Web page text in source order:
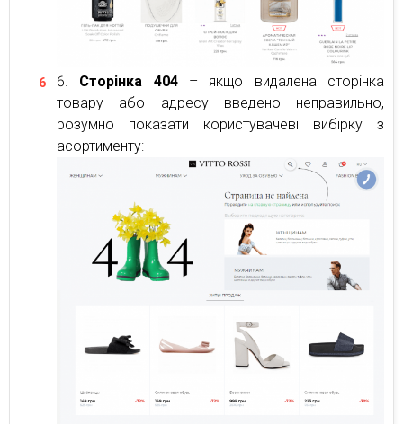
Сторінка 404– якщо видалена сторінка
товару або адресу введено неправильно,
розумно показати користувачеві вибірку з
асортименту: